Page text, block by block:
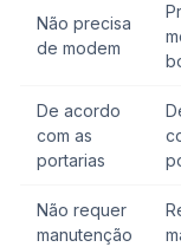
Não precisa
de modem
De acordo
com as
portarias
Não requer
manutenção